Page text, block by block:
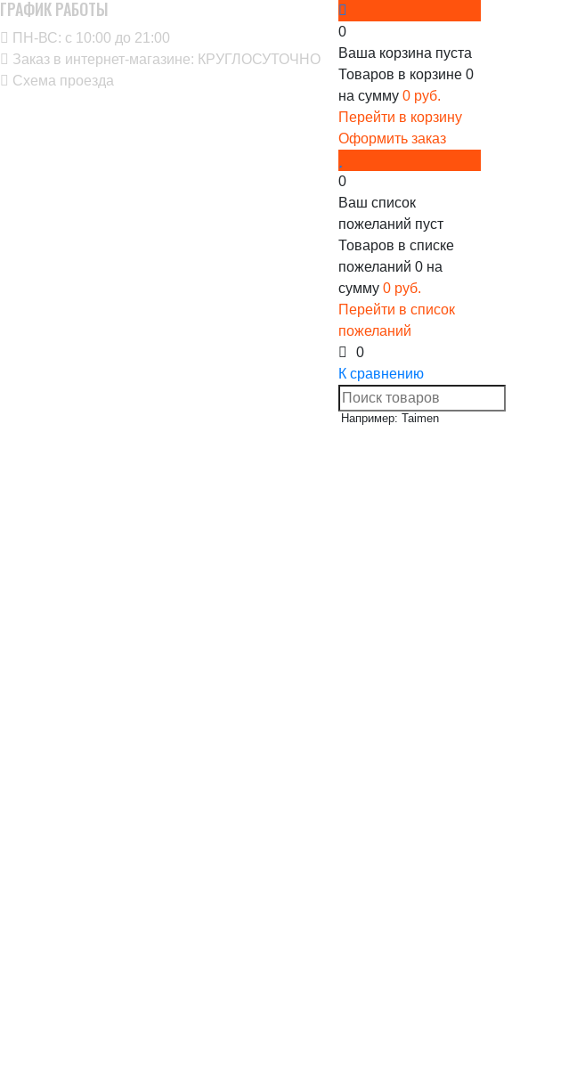
ГРАФИК РАБОТЫ
ПН-ВС: с 10:00 до 21:00
Заказ в интернет-магазине: КРУГЛОСУТОЧНО
Схема проезда
0
Ваша корзина пуста
Товаров в корзине 0
на сумму 0 руб.
Перейти в корзину
Оформить заказ
0
Ваш список
пожеланий пуст
Товаров в списке
пожеланий 0 на
сумму 0 руб.
Перейти в список
пожеланий
0
К сравнению
Например: Taimen